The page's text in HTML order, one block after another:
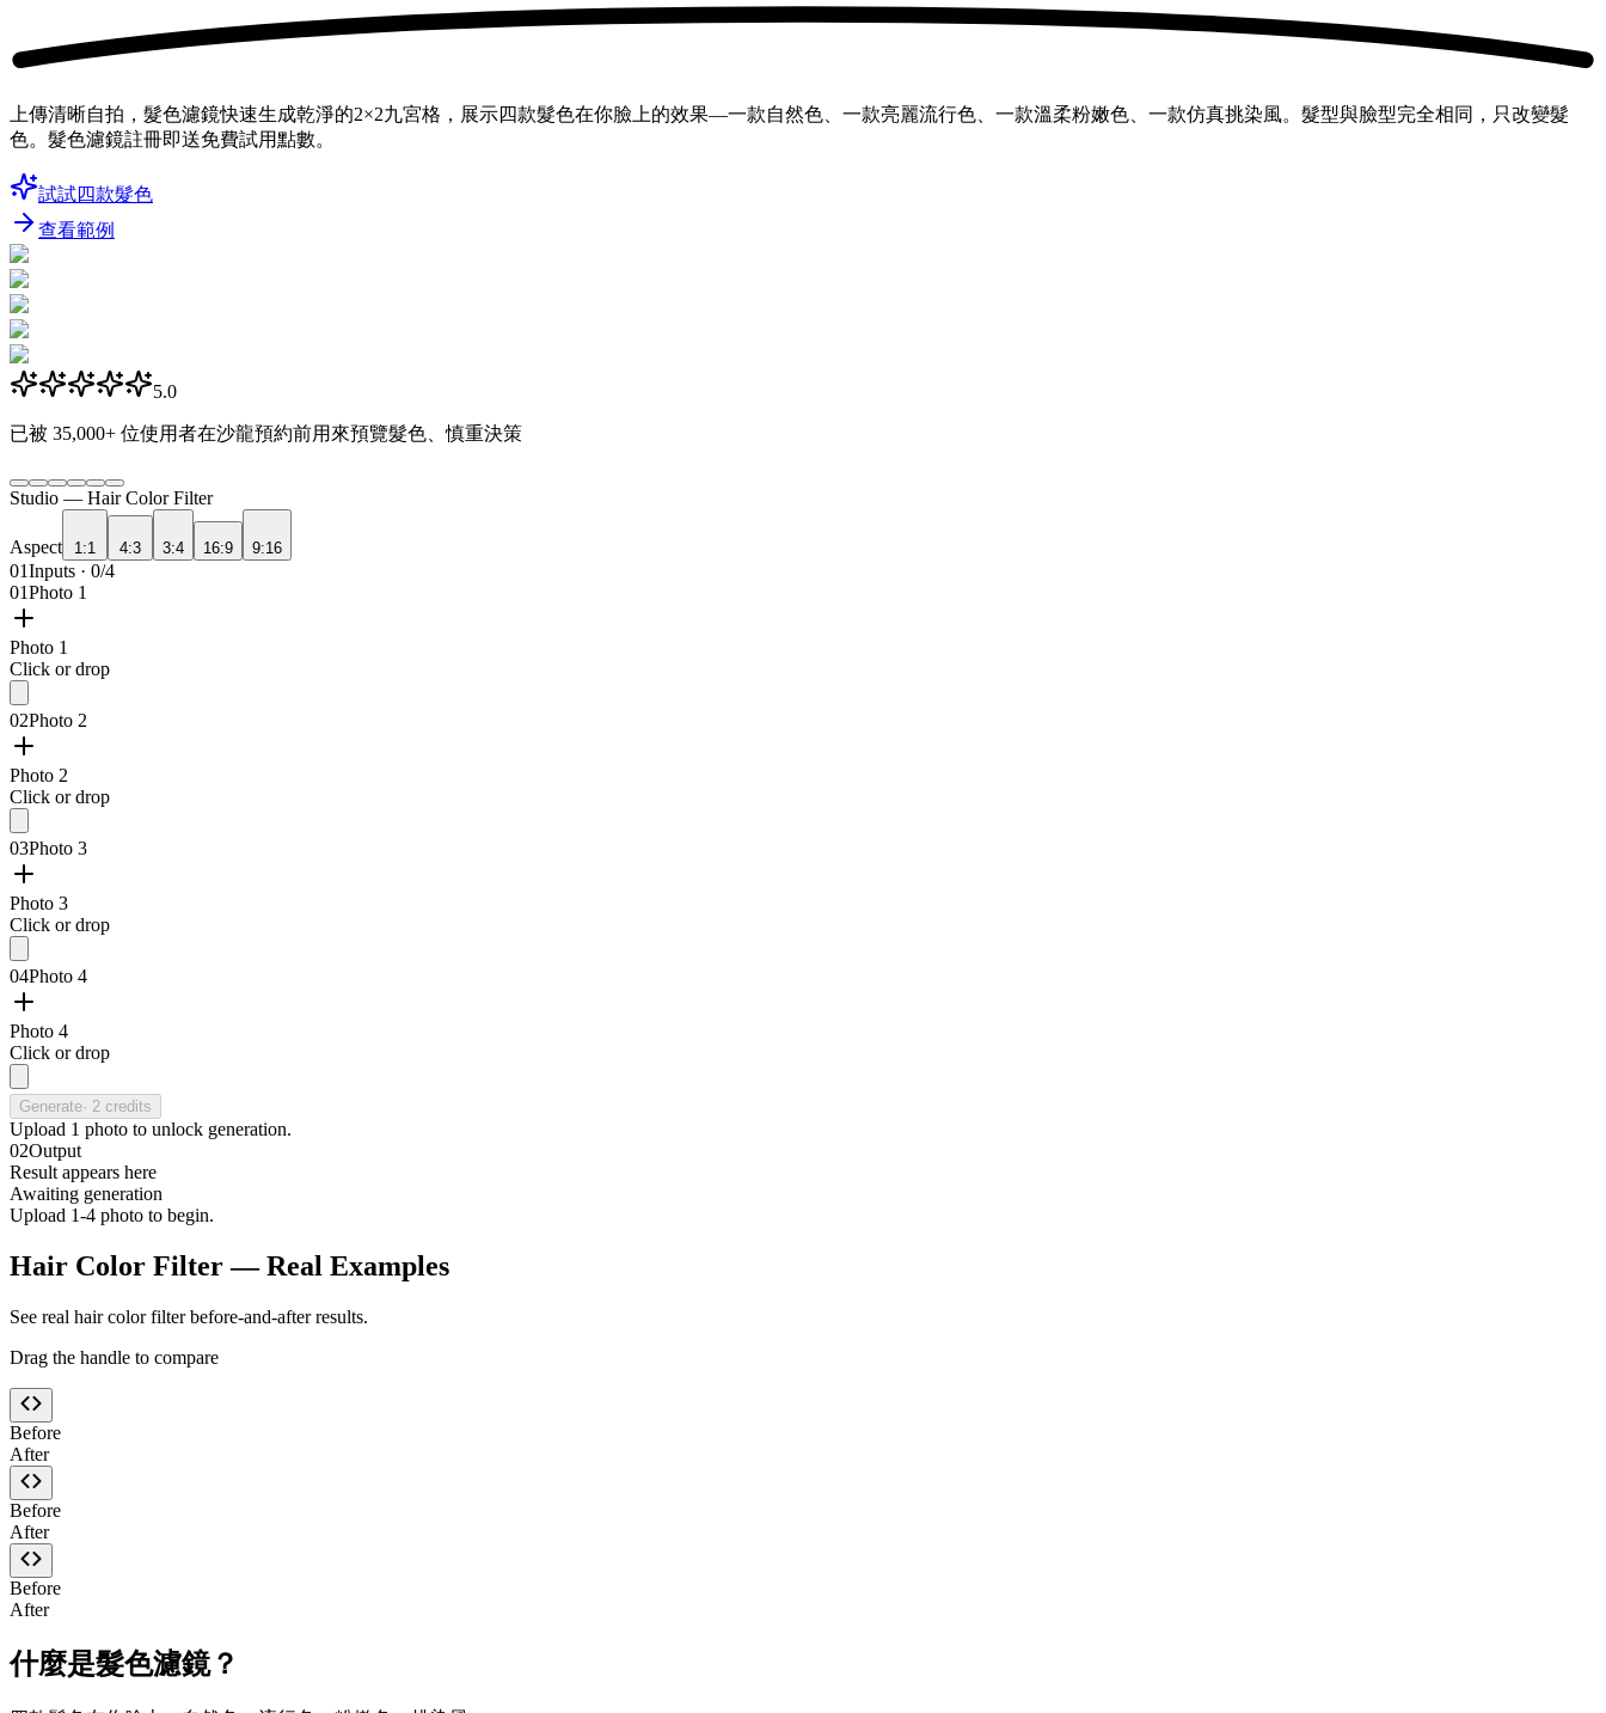
上傳清晰自拍，髮色濾鏡快速生成乾淨的2×2九宮格，展示四款髮色在你臉上的效果—一款自然色、一款亮麗流行色、一款溫柔粉嫩色、一款仿真挑染風。髮型與臉型完全相同，只改變髮
色。髮色濾鏡註冊即送免費試用點數。
試試四款髮色
查看範例
5.0
已被 35,000+ 位使用者在沙龍預約前用來預覽髮色、慎重決策
Studio — Hair Color Filter
Aspect 1:1 4:3 3:4 16:9 9:16
01Inputs · 0/4
01Photo 1
Photo 1
Click or drop
02Photo 2
Photo 2
Click or drop
03Photo 3
Photo 3
Click or drop
04Photo 4
Photo 4
Click or drop
Generate· 2 credits
Upload 1 photo to unlock generation.
02Output
Result appears here
Awaiting generation
Upload 1-4 photo to begin.
Hair Color Filter — Real Examples
See real hair color filter before-and-after results.
Drag the handle to compare
Before
After
Before
After
Before
After
什麼是髮色濾鏡？